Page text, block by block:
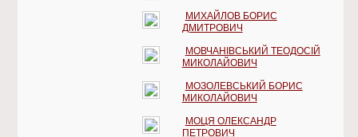
МИХАЙЛОВ БОРИС
ДМИТРОВИЧ
МОВЧАНІВСЬКИЙ ТЕОДОСІЙ
МИКОЛАЙОВИЧ
МОЗОЛЕВСЬКИЙ БОРИС
МИКОЛАЙОВИЧ
МОЦЯ ОЛЕКСАНДР
ПЕТРОВИЧ